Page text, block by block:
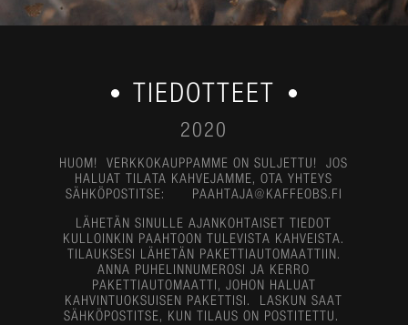
TIEDOTTEET
2020
HUOM!VERKKOKAUPPAMME ON SULJETTU! JOS
HALUAT TILATA KAHVEJAMME, OTA YHTEYS
SÄHKÖPOSTITSE: PAAHTAJA@KAFFEOBS.FI
LÄHETÄN SINULLE AJANKOHTAISET TIEDOT
KULLOINKIN PAAHTOON TULEVISTA KAHVEISTA.
TILAUKSESI LÄHETÄN PAKETTIAUTOMAATTIIN.
ANNA PUHELINNUMEROSI JA KERRO
PAKETTIAUTOMAATTI, JOHON HALUAT
KAHVINTUOKSUISEN PAKETTISI. LASKUN SAAT
SÄHKÖPOSTITSE, KUN TILAUS ON POSTITETTU.